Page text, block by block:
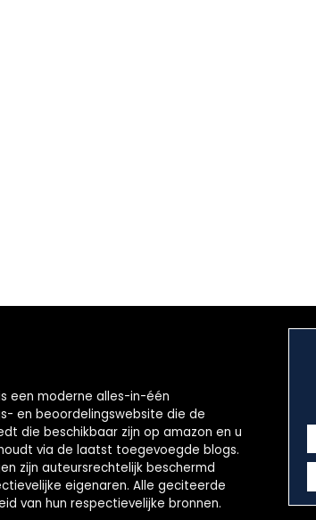
een moderne alles-in-één
en beoordelingswebsite die de
die beschikbaar zijn op amazon en u
via de laatst toegevoegde blogs.
zijn auteursrechtelijk beschermd
eigenaren. Alle geciteerde
van hun respectievelijke bronnen.